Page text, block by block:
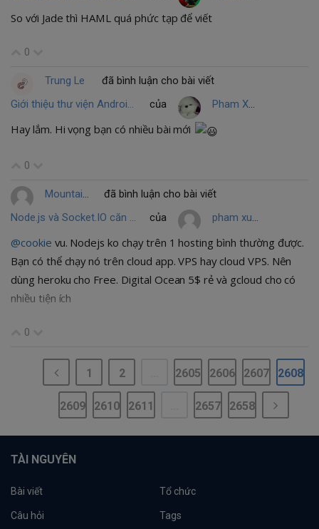
So với Jade thì HAML quá phức tạp để viết
0
Trung Le
đã bình luận cho bài viết
Giới thiệu thư viện Android Support Design
của Pham Xuan Lu
Hay lắm. Hi vọng bạn có nhiều bài mới
0
Mountain Nguyen
đã bình luận cho bài viết
Node.js và Socket.IO căn bản
của pham xuan thanh
@cookie vu. Nodejs ko chạy trên 1 hosting bình thường được.
Bạn có thể chạy nó trên cloud app. VPS hay cloud VPS. Nên
dùng heroku cho Free. Digital Ocean 5$ rẻ và gcloud cho có
nhiều tiện ích
0
1 2 2605 2606 2607 2608
2609 2610 2611 2657 2658
TÀI NGUYÊN
Bài viết Tổ chức
Câu hỏi Tags